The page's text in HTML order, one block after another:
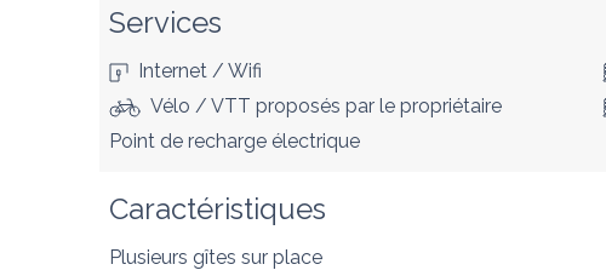
Services
Internet / Wifi
Vélo / VTT proposés par le propriétaire
Point de recharge électrique
Caractéristiques
Plusieurs gîtes sur place